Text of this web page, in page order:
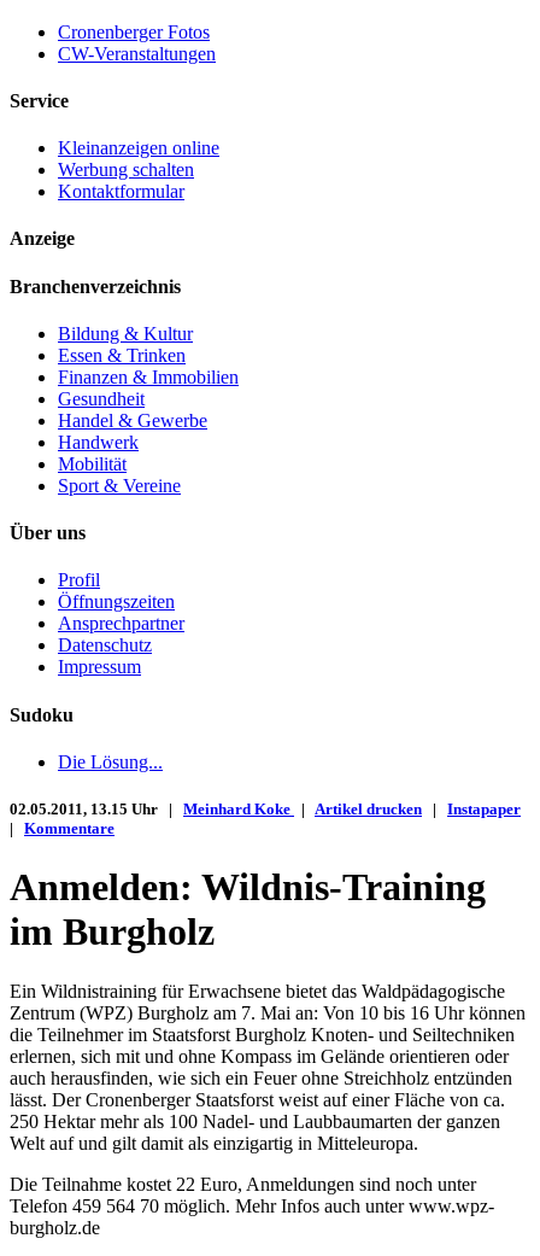
Cronenberger Fotos
CW-Veranstaltungen
Service
Kleinanzeigen online
Werbung schalten
Kontaktformular
Anzeige
Branchenverzeichnis
Bildung & Kultur
Essen & Trinken
Finanzen & Immobilien
Gesundheit
Handel & Gewerbe
Handwerk
Mobilität
Sport & Vereine
Über uns
Profil
Öffnungszeiten
Ansprechpartner
Datenschutz
Impressum
Sudoku
Die Lösung...
02.05.2011, 13.15 Uhr | Meinhard Koke | Artikel drucken | Instapaper
| Kommentare
Anmelden: Wildnis-Training
im Burgholz
Ein Wildnistraining für Erwachsene bietet das Waldpädagogische
Zentrum (WPZ) Burgholz am 7. Mai an: Von 10 bis 16 Uhr können
die Teilnehmer im Staatsforst Burgholz Knoten- und Seiltechniken
erlernen, sich mit und ohne Kompass im Gelände orientieren oder
auch herausfinden, wie sich ein Feuer ohne Streichholz entzünden
lässt. Der Cronenberger Staatsforst weist auf einer Fläche von ca.
250 Hektar mehr als 100 Nadel- und Laubbaumarten der ganzen
Welt auf und gilt damit als einzigartig in Mitteleuropa.
Die Teilnahme kostet 22 Euro, Anmeldungen sind noch unter
Telefon 459 564 70 möglich. Mehr Infos auch unter www.wpz-
burgholz.de